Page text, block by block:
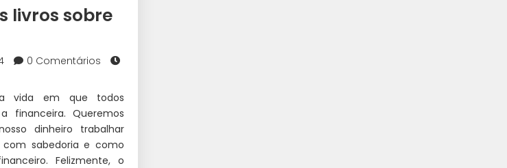
livros sobre
0 Comentários
vida em que todos
financeira. Queremos
dinheiro trabalhar
sabedoria e como
Felizmente, o